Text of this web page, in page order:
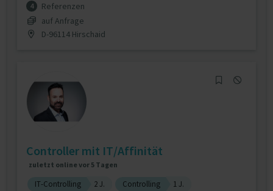
4
Referenzen
auf Anfrage
D-96114 Hirschaid
Controller mit IT/Affinität
zuletzt online vor 5 Tagen
IT-Controlling 2 J. Controlling
1 J.